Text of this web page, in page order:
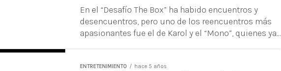
En el “Desafío The Box” ha habido encuentros y
desencuentros, pero uno de los reencuentros más
apasionantes fue el de Karol y el “Mono”, quienes ya...
ENTRETENIMIENTO hace 5 años